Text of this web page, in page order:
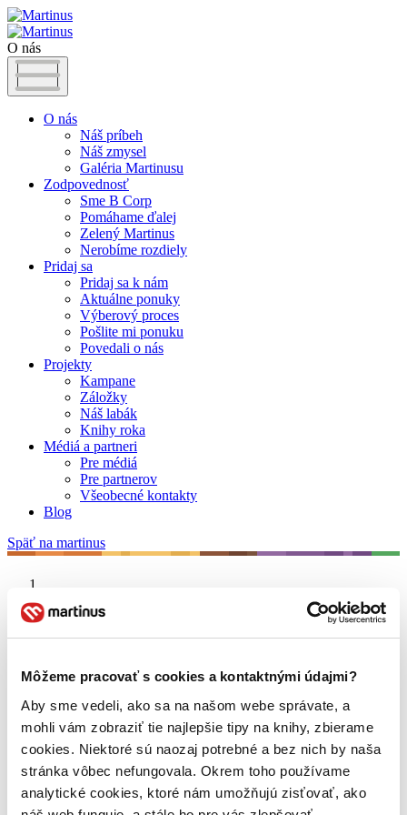
Môžeme pracovať s cookies a kontaktnými údajmi?
Aby sme vedeli, ako sa na našom webe správate, a
mohli vám zobraziť tie najlepšie tipy na knihy, zbierame
cookies. Niektoré sú naozaj potrebné a bez nich by naša
stránka vôbec nefungovala. Okrem toho používame
analytické cookies, ktoré nám umožňujú zisťovať, ako
O nás
O nás
Náš príbeh
Náš zmysel
Galéria Martinusu
Zodpovednosť
Sme B Corp
Pomáhame ďalej
Zelený Martinus
Nerobíme rozdiely
Pridaj sa
Pridaj sa k nám
Aktuálne ponuky
Výberový proces
Pošlite mi ponuku
Povedali o nás
Projekty
Kampane
Záložky
Náš labák
Knihy roka
Médiá a partneri
Pre médiá
Pre partnerov
Všeobecné kontakty
Blog
Späť na martinus
Jonathan Safran Foer
O nás
Náš príbeh
Galéria Martinusu
Zodpovednosť
Sme B Corp